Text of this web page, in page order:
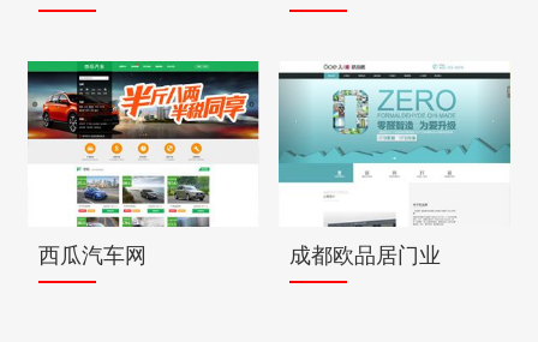
西瓜汽车网 成都欧品居门业